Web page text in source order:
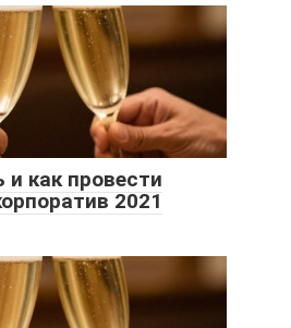
и как провести
2021